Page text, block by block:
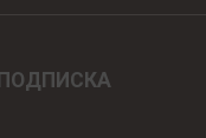
ПОДПИСКА